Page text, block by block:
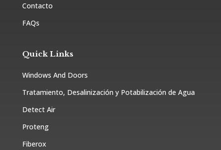
Contacto
FAQs
Quick Links
Windows And Doors
Tratamiento, Desalinización y Potabilización de Agua
Detect Air
Proteng
Fiberox